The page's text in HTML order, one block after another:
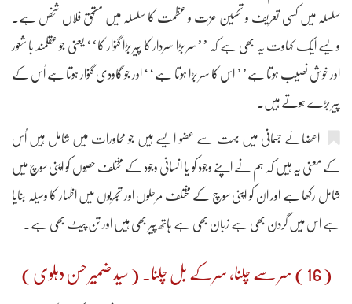
سلسلہ میں کسی تعریف و تحسین عزت و عظمت کا سلسلہ میں مستحق فلاں شخص ہے۔
ویسے ایک کہاوت یہ بھی ہے کہ ’’سر بڑا سردار کا پیر بڑا گنوار کا‘‘ یعنی جو عقلمند با شعور
اور خوش نصیب ہوتا ہے’’ اس کا سر بڑا ہوتا ہے‘‘ اور جو گاودی گنوار ہوتا ہے اُس کے
پیر بڑے ہوتے ہیں۔
اعضائے جسمانی میں بہت سے عضو ایسے ہیں جو محاورات میں شامل ہیں اُس
کے معنی یہ ہیں کہ ہم نے اپنے وجود کو یا انسانی وجود کے مختلف حصّوں کو اپنی سوچ میں
شامل رکھا ہے اور ان کو اپنی سوچ کے مختلف مرحلوں اور تجربوں میں اظہار کا وسیلہ بنایا
ہے اس میں گردن بھی ہے زبان بھی ہے ہاتھ پیر بھی ہیں اور تن پیٹ بھی ہے۔
( 16 ) سر سے چلنا، سرکے بل چلنا۔ ( سید ضمیر حسن دہلوی )